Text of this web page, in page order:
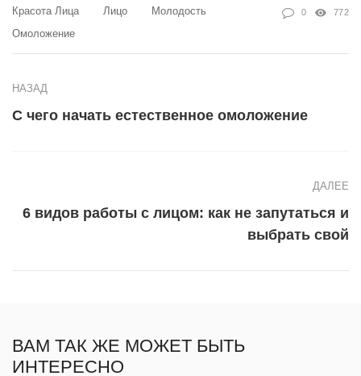
Красота Лица Лицо
Молодость
Омоложение
0 772
НАЗАД
С чего начать естественное омоложение
ДАЛЕЕ
6 видов работы с лицом: как не запутаться и
выбрать свой
ВАМ ТАК ЖЕ МОЖЕТ БЫТЬ
ИНТЕРЕСНО